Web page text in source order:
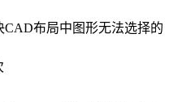
布局中图形无法选择的